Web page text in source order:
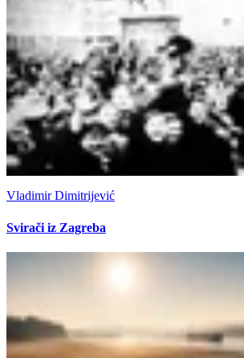
Vladimir Dimitrijević
Svirači iz Zagreba